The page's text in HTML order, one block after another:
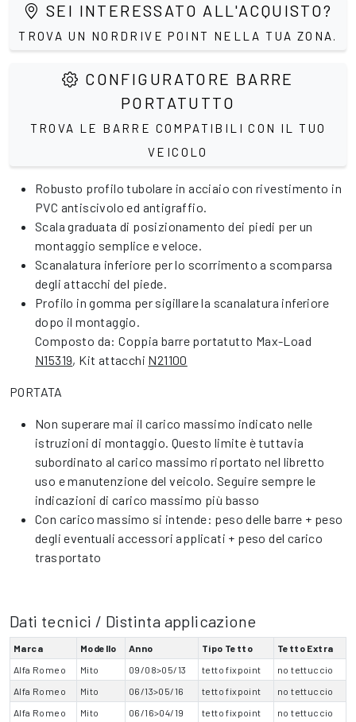
SEI INTERESSATO ALL'ACQUISTO?
TROVA UN NORDRIVE POINT NELLA TUA ZONA.
CONFIGURATORE BARRE
PORTATUTTO
TROVA LE BARRE COMPATIBILI CON IL TUO
VEICOLO
Robusto profilo tubolare in acciaio con rivestimento in
PVC antiscivolo ed antigraffio.
Scala graduata di posizionamento dei piedi per un
montaggio semplice e veloce.
Scanalatura inferiore per lo scorrimento a scomparsa
degli attacchi del piede.
Profilo in gomma per sigillare la scanalatura inferiore
dopo il montaggio.
Composto da: Coppia barre portatutto Max-Load
N15319, Kit attacchi N21100
PORTATA
Non superare mai il carico massimo indicato nelle
istruzioni di montaggio. Questo limite è tuttavia
subordinato al carico massimo riportato nel libretto
uso e manutenzione del veicolo. Seguire sempre le
indicazioni di carico massimo più basso
Con carico massimo si intende: peso delle barre + peso
degli eventuali accessori applicati + peso del carico
trasportato
Dati tecnici / Distinta applicazione
Marca Modello Anno Tipo Tetto
Tetto Extra
Alfa Romeo
Mito 09/08>05/13 tetto fixpoint
no tettuccio
Alfa Romeo
Mito 06/13>05/16 tetto fixpoint
no tettuccio
Alfa Romeo
Mito 06/16>04/19 tetto fixpoint no tettuccio